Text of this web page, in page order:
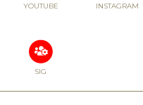
YOUTUBE INSTAGRAM
SIG